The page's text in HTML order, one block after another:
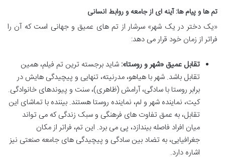
تم ها و پیام ها: آینه ای از جامعه و روابط انسانی
«یک دختر در یک شهر» سرشار از تم های عمیق و جهانی است که آن را
فراتر از زمان خود قرار می دهد:
تقابل عمیق «شهر و روستا»: شاید برجسته ترین تم فیلم، همین
تقابل باشد. شهر با هیاهو، مدرنیته، تنهایی و پیچیدگی هایش در
برابر روستا با سادگی، آرامش (ظاهری)، سنت و پیوندهای خانوادگی.
کیت، نماینده شهر و لم، نماینده روستا هستند. بیننده با تماشای این
تقابل، به عمق تفاوت های فرهنگی و سبک زندگی که می تواند
میان افراد فاصله بیندازد، پی می برد. این تم، فراتر از مکان
جغرافیایی، به تضاد بین سادگی و پیچیدگی های جامعه صنعتی نیز
اشاره دارد.